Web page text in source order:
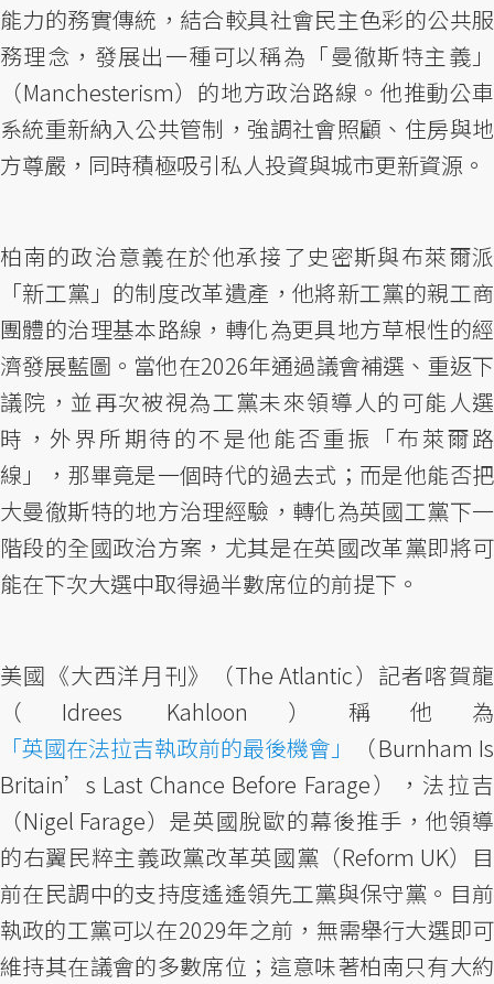
能力的務實傳統，結合較具社會民主色彩的公共服
務理念，發展出一種可以稱為「曼徹斯特主義」
（Manchesterism）的地方政治路線。他推動公車
系統重新納入公共管制，強調社會照顧、住房與地
方尊嚴，同時積極吸引私人投資與城市更新資源。
柏南的政治意義在於他承接了史密斯與布萊爾派
「新工黨」的制度改革遺產，他將新工黨的親工商
團體的治理基本路線，轉化為更具地方草根性的經
濟發展藍圖。當他在2026年通過議會補選、重返下
議院，並再次被視為工黨未來領導人的可能人選
時，外界所期待的不是他能否重振「布萊爾路
線」，那畢竟是一個時代的過去式；而是他能否把
大曼徹斯特的地方治理經驗，轉化為英國工黨下一
階段的全國政治方案，尤其是在英國改革黨即將可
能在下次大選中取得過半數席位的前提下。
美國《大西洋月刊》（The Atlantic）記者喀賀龍
（Idrees Kahloon）稱他為
「英國在法拉吉執政前的最後機會」
（Burnham Is
Britain’s Last Chance Before Farage），法拉吉
（Nigel Farage）是英國脫歐的幕後推手，他領導
的右翼民粹主義政黨改革英國黨（Reform UK）目
前在民調中的支持度遙遙領先工黨與保守黨。目前
執政的工黨可以在2029年之前，無需舉行大選即可
維持其在議會的多數席位；這意味著柏南只有大約